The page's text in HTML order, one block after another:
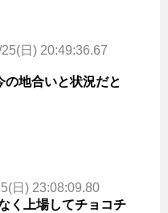
日) 20:49:36.67
地合いと状況だと
日) 23:08:09.80
く上場してチョコチ